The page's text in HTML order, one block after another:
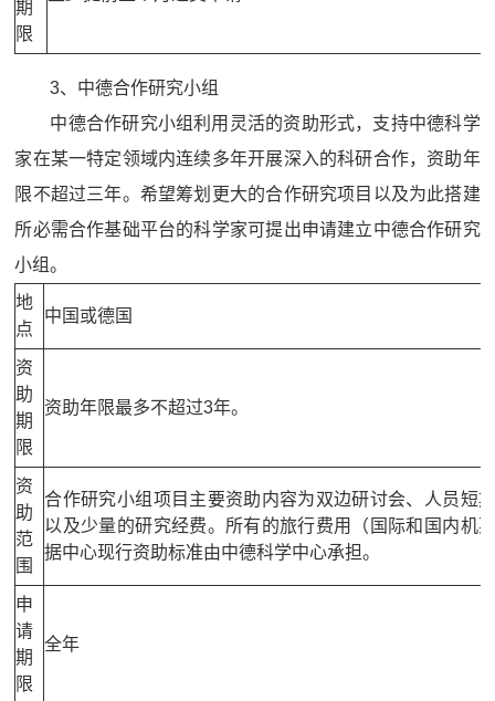
期
限
3、中德合作研究小组
中德合作研究小组利用灵活的资助形式，支持中德科学
家在某一特定领域内连续多年开展深入的科研合作，资助年
限不超过三年。希望筹划更大的合作研究项目以及为此搭建
所必需合作基础平台的科学家可提出申请建立中德合作研究
小组。
地
点
中国或德国
资
助
期
限
资助年限最多不超过3年。
资
助
范
围
合作研究小组项目主要资助内容为双边研讨会、人员短
以及少量的研究经费。所有的旅行费用（国际和国内机
据中心现行资助标准由中德科学中心承担。
申
请
期
限
全年